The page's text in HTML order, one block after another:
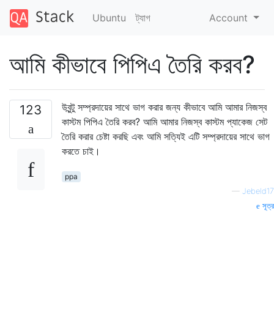
Ubuntu ট্যাগ Account
আমি কীভাবে পিপিএ তৈরি করব?
123
উবুন্টু সম্প্রদায়ের সাথে ভাগ করার জন্য কীভাবে আমি আমার নিজস্ব
কাস্টম পিপিএ তৈরি করব? আমি আমার নিজস্ব কাস্টম প্যাকেজ সেট
তৈরি করার চেষ্টা করছি এবং আমি সত্যিই এটি সম্প্রদায়ের সাথে ভাগ
করতে চাই।
ppa
— Jebeld17
সূত্র